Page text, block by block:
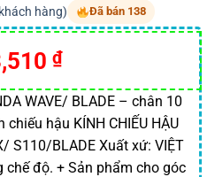
hàng) Đã bán 138
₫.
₫Giá
hiện
tại
là:
43,510 ₫.
WAVE/ BLADE – chân 10
hậu KÍNH CHIẾU HẬU
S110/BLADE Xuất xứ: VIỆT
chế độ. + Sản phẩm cho góc